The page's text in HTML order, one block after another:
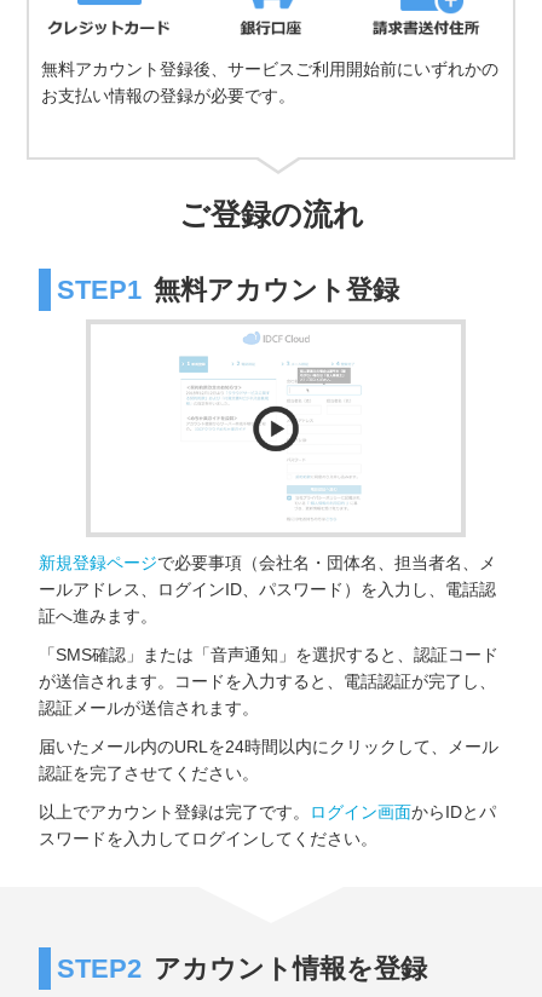
無料アカウント登録後、サービスご利用開始前にいずれかの
お支払い情報の登録が必要です。
ご登録の流れ
STEP1 無料アカウント登録
新規登録ページで必要事項（会社名・団体名、担当者名、メ
ールアドレス、ログインID、パスワード）を入力し、電話認
証へ進みます。
「SMS確認」または「音声通知」を選択すると、認証コード
が送信されます。コードを入力すると、電話認証が完了し、
認証メールが送信されます。
届いたメール内のURLを24時間以内にクリックして、メール
認証を完了させてください。
以上でアカウント登録は完了です。 ログイン画面からIDとパ
スワードを入力してログインしてください。
STEP2 アカウント情報を登録